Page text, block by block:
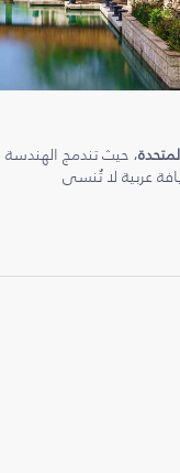
، حيث تندمج الهندسة
عربية لا تُنسى